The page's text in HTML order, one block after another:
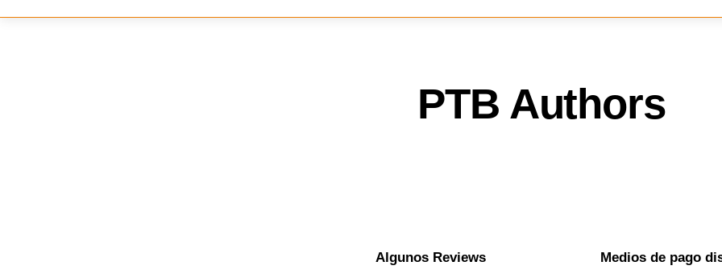
PTB Authors
Algunos Reviews Medios de pago